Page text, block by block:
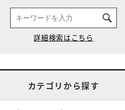
カテゴリから探す